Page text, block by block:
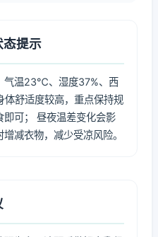
态提示
气温23℃、湿度37%、西
舒适度较高，重点保持规
可； 昼夜温差变化会影
减衣物，减少受凉风险。